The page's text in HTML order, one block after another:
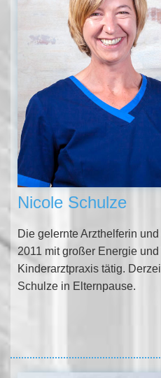
Nicole Schulze
Die gelernte Arzthelferin
2011 mit großer Energie und
Kinderarztpraxis tätig.
Schulze in Elternpause.